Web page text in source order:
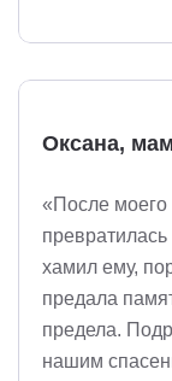
Оксана,
«После моего
хамил ему,
предала
предела.
нашим